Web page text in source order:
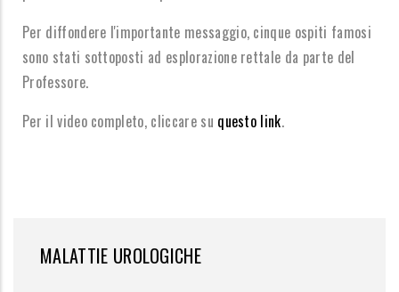
Per diffondere l'importante messaggio, cinque ospiti famosi
sono stati sottoposti ad esplorazione rettale da parte del
Professore.
Per il video completo, cliccare su questo link.
MALATTIE UROLOGICHE